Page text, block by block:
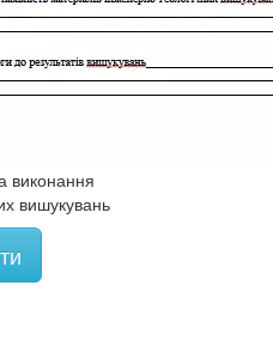
виконання
вишукувань